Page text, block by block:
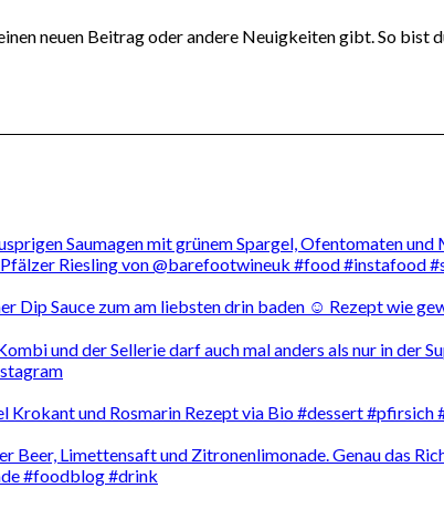
neuen Beitrag oder andere Neuigkeiten gibt. So bist